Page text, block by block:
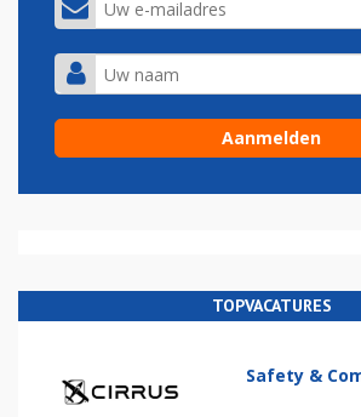
TOPVACATURES
Safety &